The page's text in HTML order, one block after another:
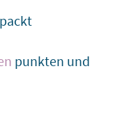
punkten und